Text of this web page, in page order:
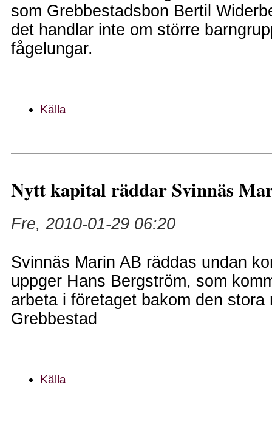
som Grebbestadsbon Bertil
det handlar inte om större
fågelungar.
Källa
Nytt kapital räddar Svinnäs
Fre, 2010-01-29 06:20
Svinnäs Marin AB räddas undan
uppger Hans Bergström, som
arbeta i företaget bakom den stora
Grebbestad
Källa